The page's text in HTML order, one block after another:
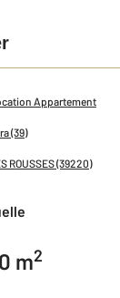
Appartement
(39)
ROUSSES (39220)
m2